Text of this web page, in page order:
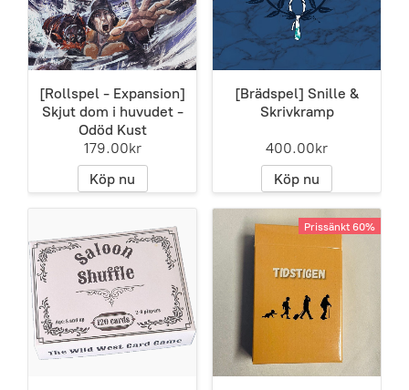
[Rollspel - Expansion]
Skjut dom i huvudet -
Odöd Kust
179.00kr
Köp nu
[Brädspel] Snille &
Skrivkramp
400.00kr
Köp nu
Prissänkt 60%